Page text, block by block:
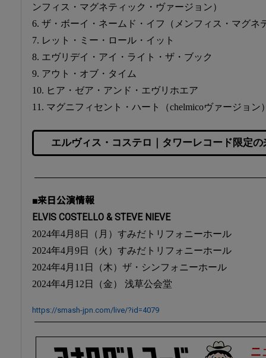
ンフィス・マグネティック・ヴァージョン）
6. ザ・ボーイ・ネームド・イフ（メンフィス・マグネ
7. レット・ミー・ロール・イット
8. エヴリデイ・アイ・ライト・ザ・ブック
9. アウト・オブ・タイム
10. ヒア・ゼア・アンド・エヴリホエア
11. マグニフィセント・ハート（chelmicoヴァージョン
エルヴィス・コステロ｜タワーレコード限定
■来日公演情報
ELVIS COSTELLO & STEVE NIEVE
2024年4月8日（月）すみだトリフォニーホール
2024年4月9日（火）すみだトリフォニーホール
2024年4月11日（木）ザ・シンフォニーホール
2024年4月12日（金） 浅草公会堂
https://smash-jpn.com/live/?id=4079